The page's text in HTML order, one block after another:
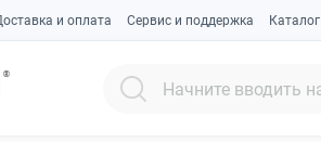
и оплата Сервис и поддержка Каталог